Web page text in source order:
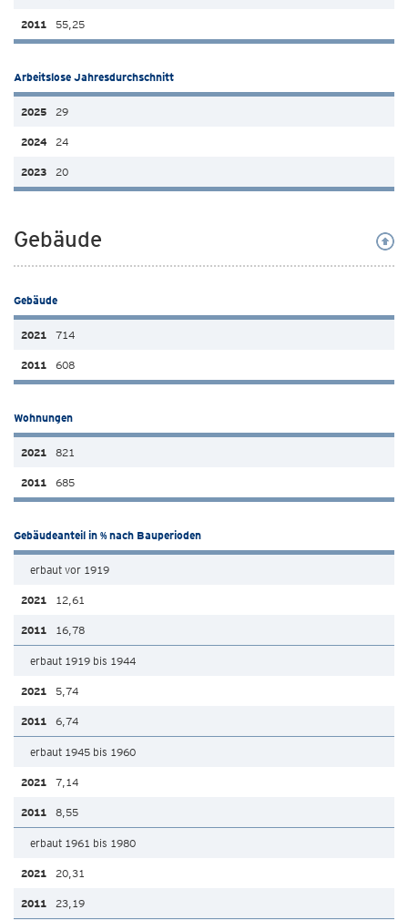
55,25
Arbeitslose Jahresdurchschnitt
29
24
20
Gebäude
Gebäude
714
608
Wohnungen
821
685
Gebäudeanteil in % nach Bauperioden
erbaut vor 1919
12,61
16,78
erbaut 1919 bis 1944
5,74
6,74
erbaut 1945 bis 1960
7,14
8,55
erbaut 1961 bis 1980
20,31
23,19